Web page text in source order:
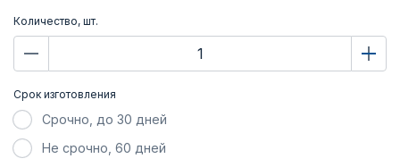
Количество, шт.
Срок изготовления
Срочно, до 30 дней
Не срочно, 60 дней